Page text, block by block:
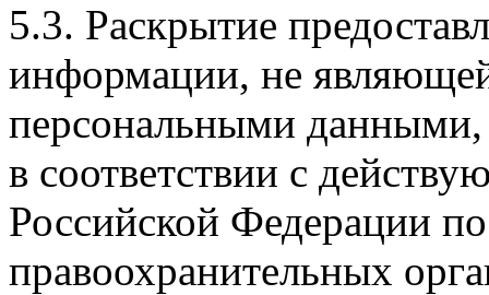
5.3. Раскрытие
информации, не
персональными
в соответствии с
Российской Федерации
правоохранительных